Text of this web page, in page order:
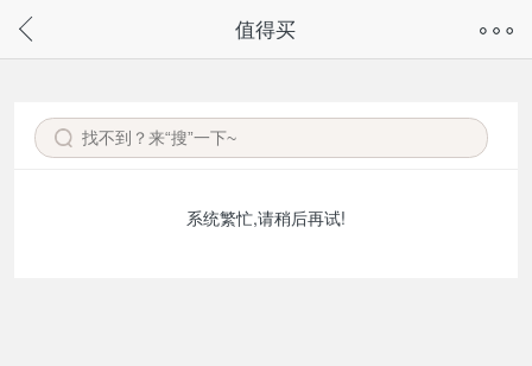
请通过微信或支付宝搜“奇兔客小程序”访问
值得买
系统繁忙,请稍后再试!